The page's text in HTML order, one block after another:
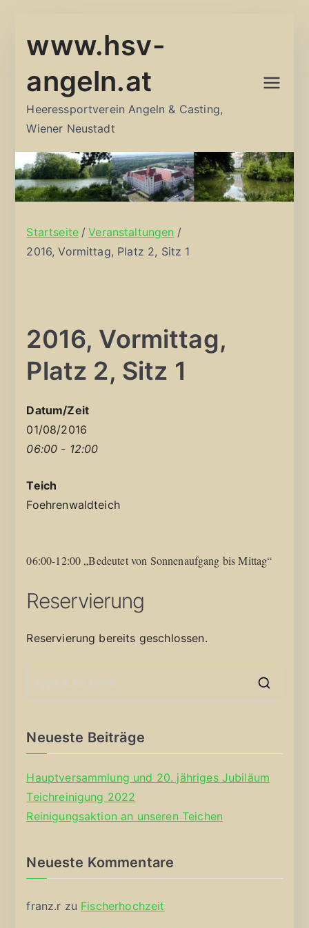
Inhalt
www.hsv-
angeln.at
Heeressportverein Angeln & Casting,
Wiener Neustadt
Startseite
Veranstaltungen
2016, Vormittag, Platz 2, Sitz 1
2016, Vormittag,
Platz 2, Sitz 1
Datum/Zeit
01/08/2016
06:00 - 12:00
Teich
Foehrenwaldteich
06:00-12:00 „Bedeutet von Sonnenaufgang bis Mittag“
Reservierung
Reservierung bereits geschlossen.
Neueste Beiträge
Hauptversammlung und 20. jähriges Jubiläum
Teichreinigung 2022
Reinigungsaktion an unseren Teichen
Neueste Kommentare
franz.r zu Fischerhochzeit